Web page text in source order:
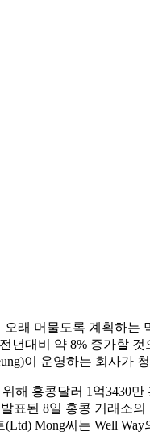
래 머물도록 계획하
대비 약 8% 증가할
이 운영하는 회사가
해 홍콩달러 1억3430
표된 8일 홍콩 거래소
Mong씨는 Well